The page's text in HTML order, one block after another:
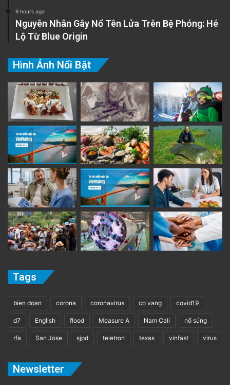
9 hours ago
Nguyên Nhân Gây Nổ Tên Lửa Trên Bệ Phóng: Hé
Lộ Từ Blue Origin
Hình Ảnh Nổi Bật
Tags
bien doan corona coronavirus co vang covid19
d7 English flood Measure A Nam Cali nổ súng
rfa San Jose sjpd teletron texas vinfast virus
Newsletter